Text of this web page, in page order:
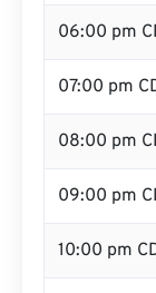
06:00 pm
07:00 pm
08:00 pm
09:00 pm
10:00 pm